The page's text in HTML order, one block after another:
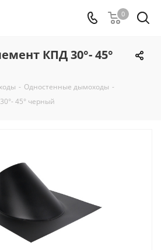
0
КПД 30°- 45°
- Одностенные дымоходы -
45° черный